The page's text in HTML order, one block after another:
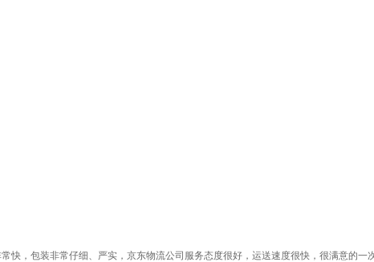
快，包装非常仔细、严实，京东物流公司服务态度很好，运送速度很快，很满意的一